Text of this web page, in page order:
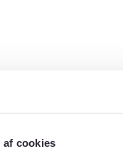
cookies